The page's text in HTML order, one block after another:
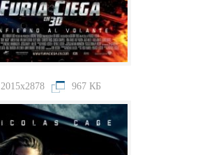
2015x2878 967 КБ